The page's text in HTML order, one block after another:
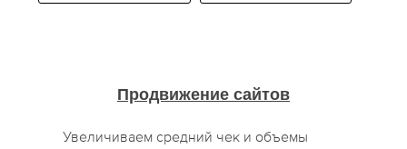
Продвижение сайтов
Увеличиваем средний чек и объемы